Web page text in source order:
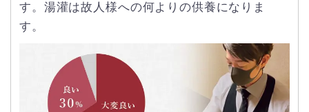
す。湯灌は故人様への何よりの供養になりま
す。